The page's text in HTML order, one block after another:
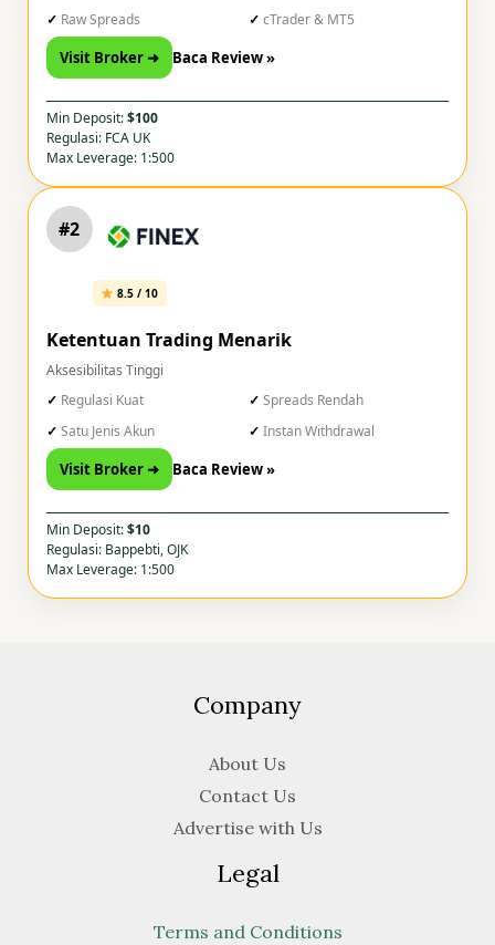
Raw Spreads
cTrader & MT5
Visit Broker ➜ Baca Review »
Min Deposit:$100
Regulasi: FCA UK
Max Leverage: 1:500
#2
8.5 / 10
Ketentuan Trading Menarik
Aksesibilitas Tinggi
Regulasi Kuat
Spreads Rendah
Satu Jenis Akun
Instan Withdrawal
Visit Broker ➜ Baca Review »
Min Deposit:$10
Regulasi: Bappebti, OJK
Max Leverage: 1:500
Company
About Us
Contact Us
Advertise with Us
Legal
Terms and Conditions